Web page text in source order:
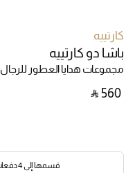
كارتييه
باشا دو كارتييه
مجموعات هدايا العطور للرجال
‎ ⃁ ⁦560⁩ ‎
قسمها إلى 4 دفعات متساوية بقيمة